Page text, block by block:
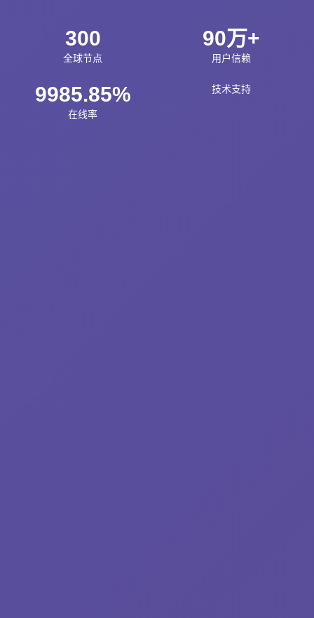
300
全球节点
90万+
用户信赖
9985.85%
在线率
技术支持